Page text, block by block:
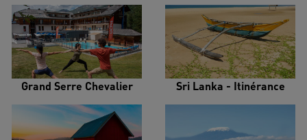
Grand Serre Chevalier Sri Lanka - Itinérance